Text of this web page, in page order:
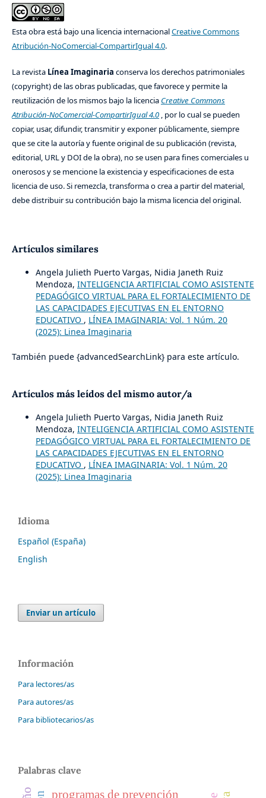
Esta obra está bajo una licencia internacionalCreative Commons
Atribución-NoComercial-CompartirIgual 4.0.
La revista Línea Imaginaria conserva los derechos patrimoniales
(copyright) de las obras publicadas, que favorece y permite la
reutilización de los mismos bajo la licencia Creative Commons
Atribución-NoComercial-CompartirIgual 4.0, por lo cual se pueden
copiar, usar, difundir, transmitir y exponer públicamente, siempre
que se cite la autoría y fuente original de su publicación (revista,
editorial, URL y DOI de la obra), no se usen para fines comerciales u
onerosos y se mencione la existencia y especificaciones de esta
licencia de uso. Si remezcla, transforma o crea a partir del material,
debe distribuir su contribución bajo la misma licencia del original.
Artículos similares
Angela Julieth Puerto Vargas, Nidia Janeth Ruiz
Mendoza, INTELIGENCIA ARTIFICIAL COMO ASISTENTE
PEDAGÓGICO VIRTUAL PARA EL FORTALECIMIENTO DE
LAS CAPACIDADES EJECUTIVAS EN EL ENTORNO
EDUCATIVO , LÍNEA IMAGINARIA: Vol. 1 Núm. 20
(2025): Linea Imaginaria
También puede {advancedSearchLink} para este artículo.
Artículos más leídos del mismo autor/a
Angela Julieth Puerto Vargas, Nidia Janeth Ruiz
Mendoza, INTELIGENCIA ARTIFICIAL COMO ASISTENTE
PEDAGÓGICO VIRTUAL PARA EL FORTALECIMIENTO DE
LAS CAPACIDADES EJECUTIVAS EN EL ENTORNO
EDUCATIVO , LÍNEA IMAGINARIA: Vol. 1 Núm. 20
(2025): Linea Imaginaria
Idioma
Español (España)
English
Enviar un artículo
Información
Para lectores/as
Para autores/as
Para bibliotecarios/as
Palabras clave
programas de prevención